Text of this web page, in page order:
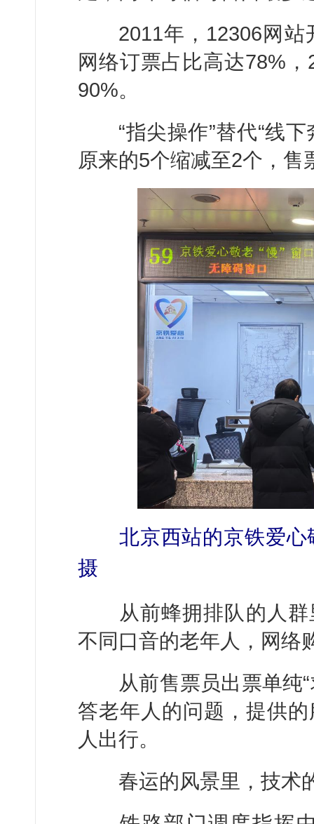
2011年，12306网站
网络订票占比高达78%
90%。
“指尖操作”替代“线下
原来的5个缩减至2个，售
北京西站的京铁爱心
摄
从前蜂拥排队的人群
不同口音的老年人，网络
从前售票员出票单纯“
答老年人的问题，提供
人出行。
春运的风景里，技术